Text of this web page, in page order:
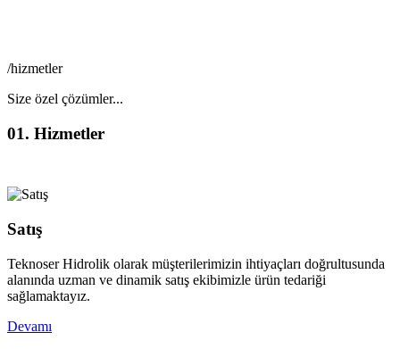
/hizmetler
Size özel çözümler...
01. Hizmetler
Satış
Teknoser Hidrolik olarak müşterilerimizin ihtiyaçları doğrultusunda
alanında uzman ve dinamik satış ekibimizle ürün tedariği
sağlamaktayız.
Devamı